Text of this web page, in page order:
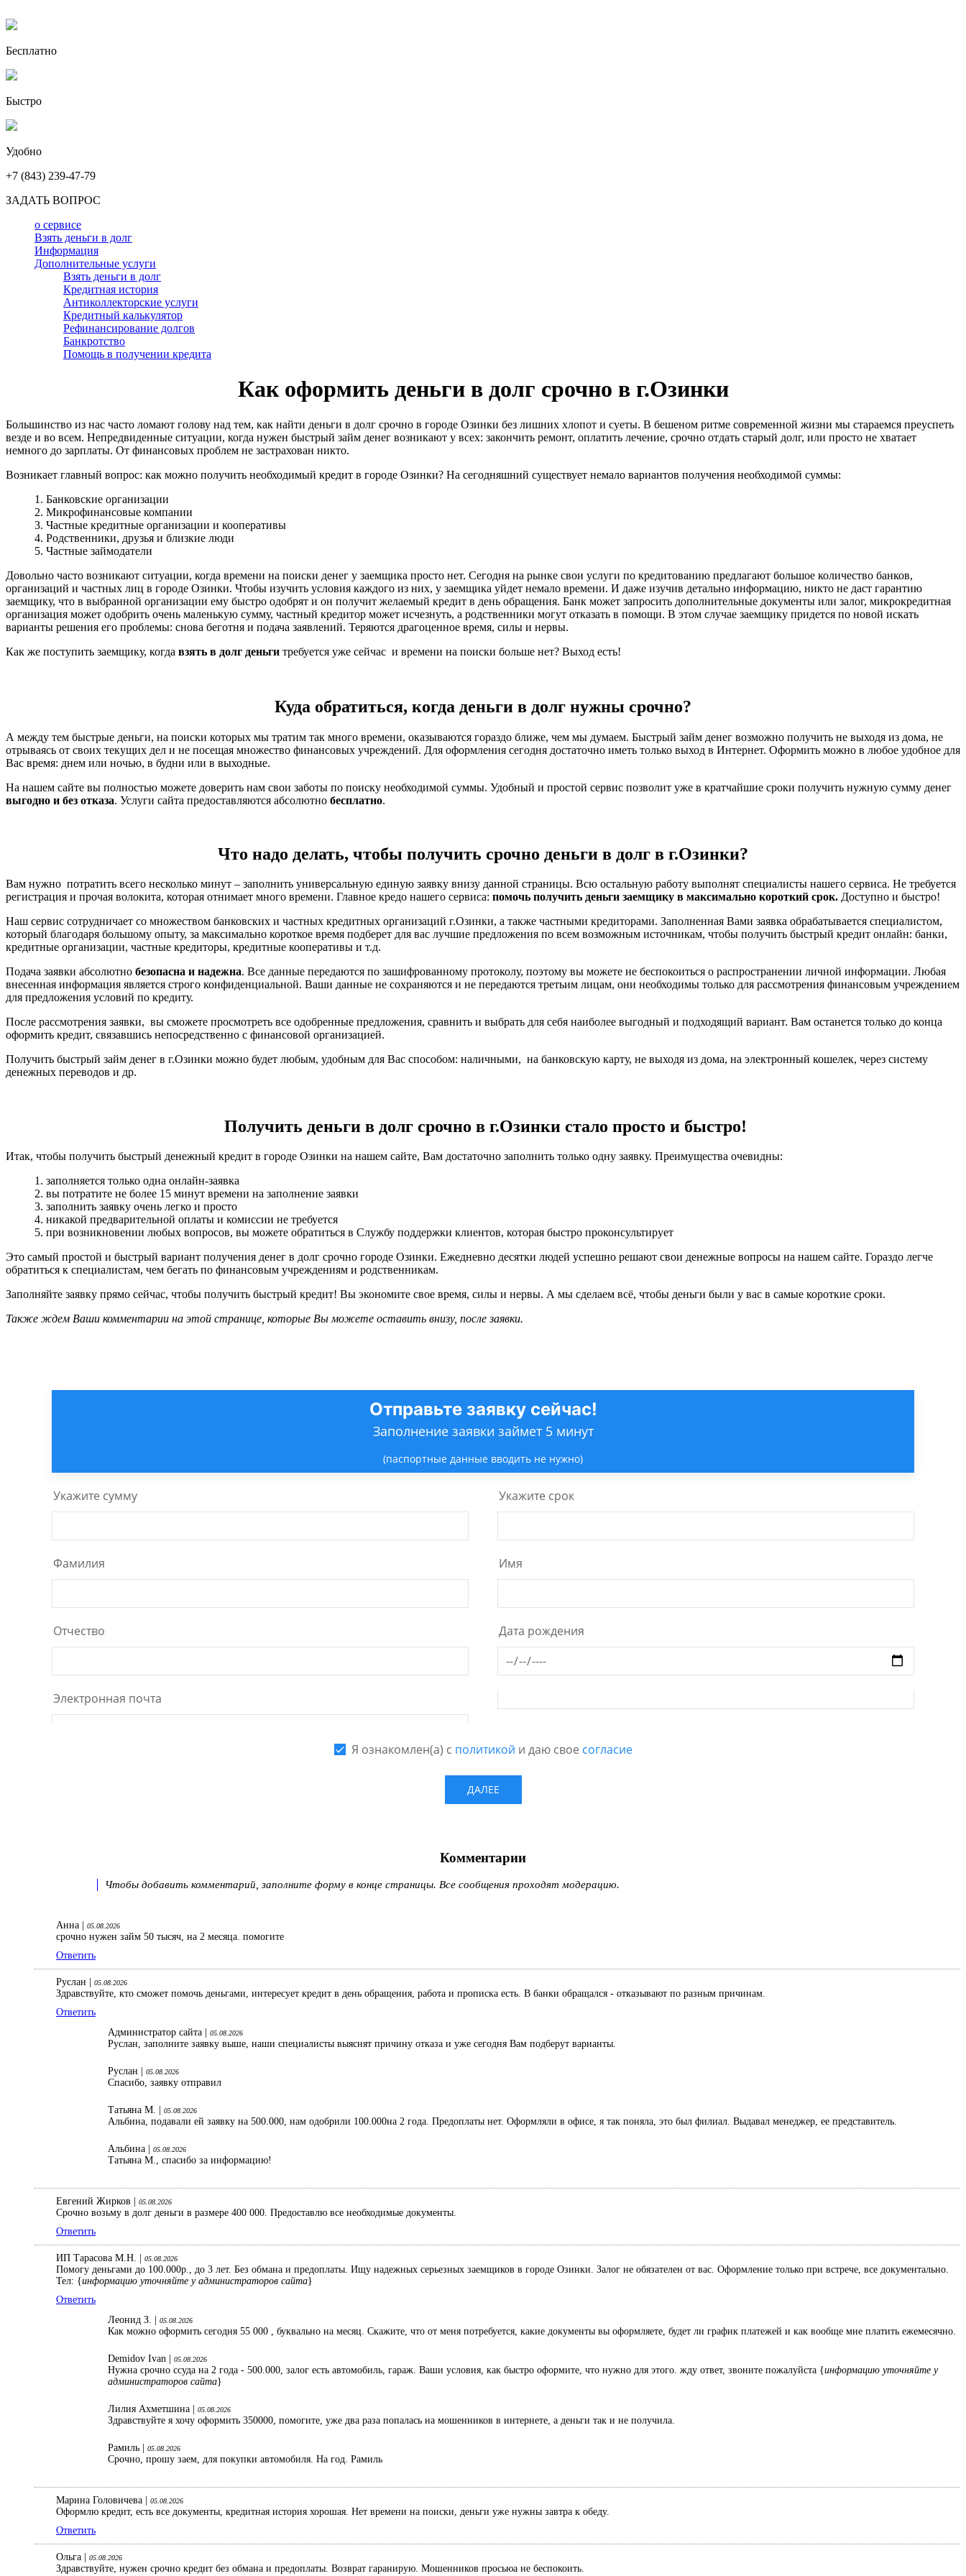
Бесплатно
Быстро
Удобно
+7 (843) 239-47-79
ЗАДАТЬ ВОПРОС
о сервисе
Взять деньги в долг
Информация
Дополнительные услуги
Взять деньги в долг
Кредитная история
Антиколлекторские услуги
Кредитный калькулятор
Рефинансирование долгов
Банкротство
Помощь в получении кредита
Как оформить деньги в долг срочно в г.Озинки
Большинство из нас часто ломают голову над тем, как найти деньги в долг срочно в городе Озинки без лишних хлопот и суеты. В бешеном ритме современной жизни мы стараемся преуспеть
везде и во всем. Непредвиденные ситуации, когда нужен быстрый займ денег возникают у всех: закончить ремонт, оплатить лечение, срочно отдать старый долг, или просто не хватает
немного до зарплаты. От финансовых проблем не застрахован никто.
Возникает главный вопрос: как можно получить необходимый кредит в городе Озинки? На сегодняшний существует немало вариантов получения необходимой суммы:
1. Банковские организации
2. Микрофинансовые компании
3. Частные кредитные организации и кооперативы
4. Родственники, друзья и близкие люди
5. Частные займодатели
Довольно часто возникают ситуации, когда времени на поиски денег у заемщика просто нет. Сегодня на рынке свои услуги по кредитованию предлагают большое количество банков,
организаций и частных лиц в городе Озинки. Чтобы изучить условия каждого из них, у заемщика уйдет немало времени. И даже изучив детально информацию, никто не даст гарантию
заемщику, что в выбранной организации ему быстро одобрят и он получит желаемый кредит в день обращения. Банк может запросить дополнительные документы или залог, микрокредитная
организация может одобрить очень маленькую сумму, частный кредитор может исчезнуть, а родственники могут отказать в помощи. В этом случае заемщику придется по новой искать
варианты решения его проблемы: снова беготня и подача заявлений. Теряются драгоценное время, силы и нервы.
Как же поступить заемщику, когда взять в долг деньги требуется уже сейчас и времени на поиски больше нет? Выход есть!
Куда обратиться, когда деньги в долг нужны срочно?
А между тем быстрые деньги, на поиски которых мы тратим так много времени, оказываются гораздо ближе, чем мы думаем. Быстрый займ денег возможно получить не выходя из дома, не
отрываясь от своих текущих дел и не посещая множество финансовых учреждений. Для оформления сегодня достаточно иметь только выход в Интернет. Оформить можно в любое удобное для
Вас время: днем или ночью, в будни или в выходные.
На нашем сайте вы полностью можете доверить нам свои заботы по поиску необходимой суммы. Удобный и простой сервис позволит уже в кратчайшие сроки получить нужную сумму денег
выгодно и без отказа. Услуги сайта предоставляются абсолютно бесплатно.
Что надо делать, чтобы получить срочно деньги в долг в г.Озинки?
Вам нужно потратить всего несколько минут – заполнить универсальную единую заявку внизу данной страницы. Всю остальную работу выполнят специалисты нашего сервиса. Не требуется
регистрация и прочая волокита, которая отнимает много времени. Главное кредо нашего сервиса: помочь получить деньги заемщику в максимально короткий срок. Доступно и быстро!
Наш сервис сотрудничает со множеством банковских и частных кредитных организаций г.Озинки, а также частными кредиторами. Заполненная Вами заявка обрабатывается специалистом,
который благодаря большому опыту, за максимально короткое время подберет для вас лучшие предложения по всем возможным источникам, чтобы получить быстрый кредит онлайн: банки,
кредитные организации, частные кредиторы, кредитные кооперативы и т.д.
Подача заявки абсолютно безопасна и надежна. Все данные передаются по зашифрованному протоколу, поэтому вы можете не беспокоиться о распространении личной информации. Любая
внесенная информация является строго конфиденциальной. Ваши данные не сохраняются и не передаются третьим лицам, они необходимы только для рассмотрения финансовым учреждением
для предложения условий по кредиту.
После рассмотрения заявки, вы сможете просмотреть все одобренные предложения, сравнить и выбрать для себя наиболее выгодный и подходящий вариант. Вам останется только до конца
оформить кредит, связавшись непосредственно с финансовой организацией.
Получить быстрый займ денег в г.Озинки можно будет любым, удобным для Вас способом: наличными, на банковскую карту, не выходя из дома, на электронный кошелек, через систему
денежных переводов и др.
Получить деньги в долг срочно в г.Озинки стало просто и быстро!
Итак, чтобы получить быстрый денежный кредит в городе Озинки на нашем сайте, Вам достаточно заполнить только одну заявку. Преимущества очевидны:
1. заполняется только одна онлайн-заявка
2. вы потратите не более 15 минут времени на заполнение заявки
3. заполнить заявку очень легко и просто
4. никакой предварительной оплаты и комиссии не требуется
5. при возникновении любых вопросов, вы можете обратиться в Службу поддержки клиентов, которая быстро проконсультирует
Это самый простой и быстрый вариант получения денег в долг срочно городе Озинки. Ежедневно десятки людей успешно решают свои денежные вопросы на нашем сайте. Гораздо легче
обратиться к специалистам, чем бегать по финансовым учреждениям и родственникам.
Заполняйте заявку прямо сейчас, чтобы получить быстрый кредит! Вы экономите свое время, силы и нервы. А мы сделаем всё, чтобы деньги были у вас в самые короткие сроки.
Также ждем Ваши комментарии на этой странице, которые Вы можете оставить внизу, после заявки.
Комментарии
Чтобы добавить комментарий, заполните форму в конце страницы. Все сообщения проходят модерацию.
Анна | 05.08.2026
срочно нужен займ 50 тысяч, на 2 месяца. помогите
Ответить
Руслан | 05.08.2026
Здравствуйте, кто сможет помочь деньгами, интересует кредит в день обращения, работа и прописка есть. В банки обращался - отказывают по разным причинам.
Ответить
Администратор сайта |
05.08.2026
Руслан, заполните заявку выше, наши специалисты выяснят причину отказа и уже сегодня Вам подберут варианты.
Руслан | 05.08.2026
Спасибо, заявку отправил
Татьяна М. | 05.08.2026
Альбина, подавали ей заявку на 500.000, нам одобрили 100.000на 2 года. Предоплаты нет. Оформляли в офисе, я так поняла, это был филиал. Выдавал менеджер, ее представитель.
Альбина | 05.08.2026
Татьяна М., спасибо за информацию!
Евгений Жирков | 05.08.2026
Срочно возьму в долг деньги в размере 400 000. Предоставлю все необходимые документы.
Ответить
ИП Тарасова М.Н. | 05.08.2026
Помогу деньгами до 100.000р., до 3 лет. Без обмана и предоплаты. Ищу надежных серьезных заемщиков в городе Озинки. Залог не обязателен от вас. Оформление только при встрече, все документально.
Тел: {информацию уточняйте у администраторов сайта}
Ответить
Леонид З. |
05.08.2026
Как можно оформить сегодня 55 000 , буквально на месяц. Скажите, что от меня потребуется, какие документы вы оформляете, будет ли график платежей и как вообще мне платить ежемесячно.
Demidov Ivan | 05.08.2026
Нужна срочно ссуда на 2 года - 500.000, залог есть автомобиль, гараж. Ваши условия, как быстро оформите, что нужно для этого. жду ответ, звоните пожалуйста {информацию уточняйте у
администраторов сайта}
Лилия Ахметшина | 05.08.2026
Здравствуйте я хочу оформить 350000, помогите, уже два раза попалась на мошенников в интернете, а деньги так и не получила.
Рамиль | 05.08.2026
Срочно, прошу заем, для покупки автомобиля. На год. Рамиль
Марина Головичева | 05.08.2026
Оформлю кредит, есть все документы, кредитная история хорошая. Нет времени на поиски, деньги уже нужны завтра к обеду.
Ответить
Ольга | 05.08.2026
Здравствуйте, нужен срочно кредит без обмана и предоплаты. Возврат гаранирую. Мошенников просьюа не беспокоить.